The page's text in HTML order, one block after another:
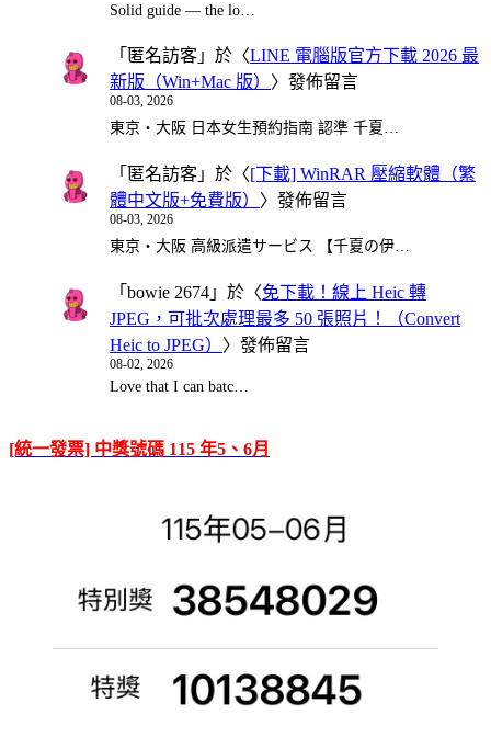
Solid guide — the lo…
「 匿名訪客 」於〈LINE 電腦版官方下載 2026 最
新版（Win+Mac 版） 〉發佈留言
08-03, 2026
東京・大阪 日本女生預約指南 認準 千夏…
「 匿名訪客 」於〈[下載] WinRAR 壓縮軟體（繁
體中文版+免費版） 〉發佈留言
08-03, 2026
東京・大阪 高級派遣サービス 【千夏の伊…
「 bowie 2674 」於〈免下載！線上 Heic 轉
JPEG，可批次處理最多 50 張照片！（Convert
Heic to JPEG） 〉發佈留言
08-02, 2026
Love that I can batc…
[統一發票] 中獎號碼 115 年5、6月